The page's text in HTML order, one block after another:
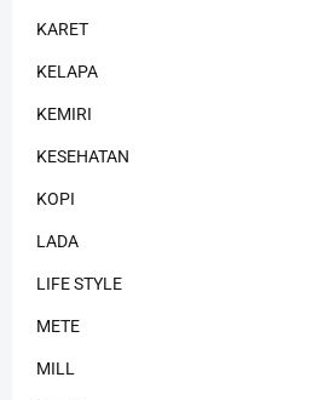
KARET
KELAPA
KEMIRI
KESEHATAN
KOPI
LADA
LIFE STYLE
METE
MILL